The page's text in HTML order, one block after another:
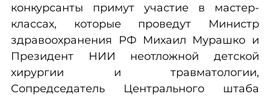
конкурсанты примут участие в мастер-
классах, которые проведут Министр
здравоохранения РФ Михаил Мурашко и
Президент НИИ неотложной детской
хирургии и травматологии,
Сопредседатель Центрального штаба